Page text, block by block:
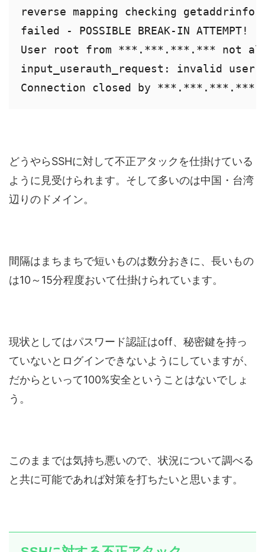
reverse mapping checking
failed - POSSIBLE BREAK-IN ATTEMPT!
User root from ***.***.***.*** not
input_userauth_request: invalid user
Connection closed by
どうやらSSHに対して不正アタックを仕掛けている
ように見受けられます。そして多いのは中国・台湾
辺りのドメイン。
間隔はまちまちで短いものは数分おきに、長いもの
は10～15分程度おいて仕掛けられています。
現状としてはパスワード認証はoff、秘密鍵を持っ
ていないとログインできないようにしていますが、
だからといって100%安全ということはないでしょ
う。
このままでは気持ち悪いので、状況について調べる
と共に可能であれば対策を打ちたいと思います。